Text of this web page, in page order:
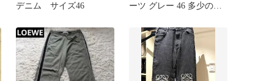
デニム サイズ46
ーツ グレー 46 多少の値